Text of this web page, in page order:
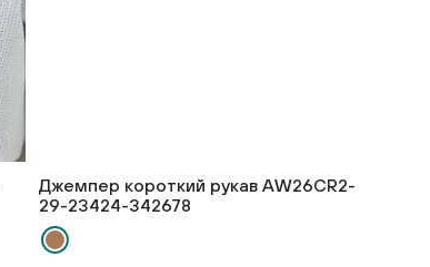
Джемпер короткий рукав AW26CR2-
29-23424-342678